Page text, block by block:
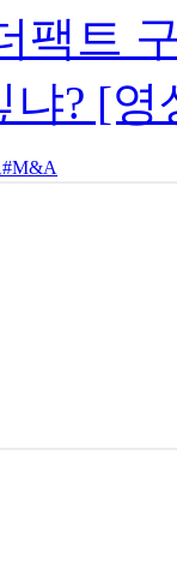
팩트
냐? [
#M&A